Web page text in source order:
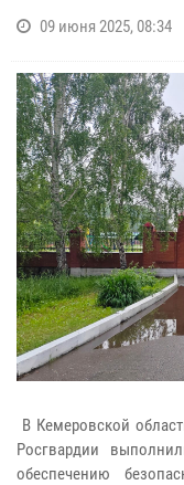
09 июня 2025, 08:34
В Кемеровской
Росгвардии
обеспечению